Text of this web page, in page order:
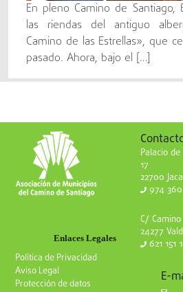
En pleno Camino de Santiago,
las riendas del antiguo
Camino de las Estrellas», que
pasado. Ahora, bajo el […]
Enlaces Legales
Política de Privacidad
Aviso Legal
Protección de datos
Palacio de
17
22700
974 360
C/
24277
621 151
E-